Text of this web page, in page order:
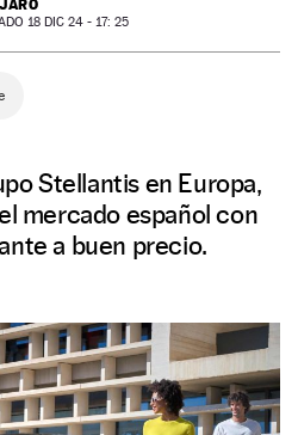
18 DIC 24 - 17: 25
Stellantis en Europa,
mercado español con
a buen precio.